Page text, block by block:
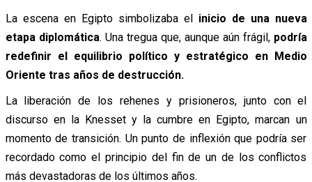
La escena en Egipto simbolizaba el inicio de una nueva
etapa diplomática. Una tregua que, aunque aún frágil,podría
redefinir el equilibrio político y estratégico en Medio
Oriente tras años de destrucción.
La liberación de los rehenes y prisioneros, junto con el
discurso en la Knesset y la cumbre en Egipto, marcan un
momento de transición. Un punto de inflexión que podría ser
recordado como el principio del fin de un de los conflictos
más devastadoras de los últimos años.